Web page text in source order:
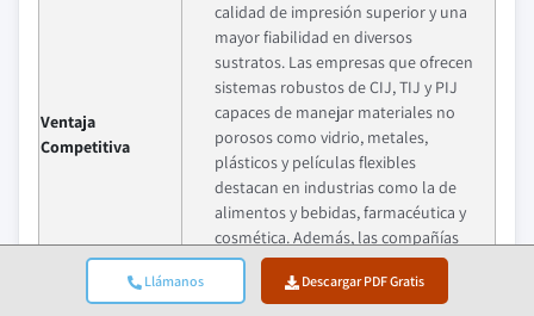
Llámanos Descargar PDF Gratis
Ventaja
Competitiva
calidad de impresión superior y una
mayor fiabilidad en diversos
sustratos. Las empresas que ofrecen
sistemas robustos de CIJ, TIJ y PIJ
capaces de manejar materiales no
porosos como vidrio, metales,
plásticos y películas flexibles
destacan en industrias como la de
alimentos y bebidas, farmacéutica y
cosmética. Además, las compañías
que proporcionan sistemas de bajo
mantenimiento, menor tiempo de